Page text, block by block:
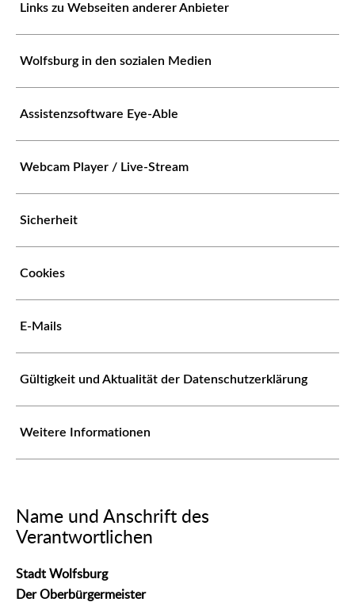
Links zu Webseiten anderer Anbieter
Wolfsburg in den sozialen Medien
Assistenzsoftware Eye-Able
Webcam Player / Live-Stream
Sicherheit
Cookies
E-Mails
Gültigkeit und Aktualität der Datenschutzerklärung
Weitere Informationen
Name und Anschrift des
Verantwortlichen
Stadt Wolfsburg
Der Oberbürgermeister